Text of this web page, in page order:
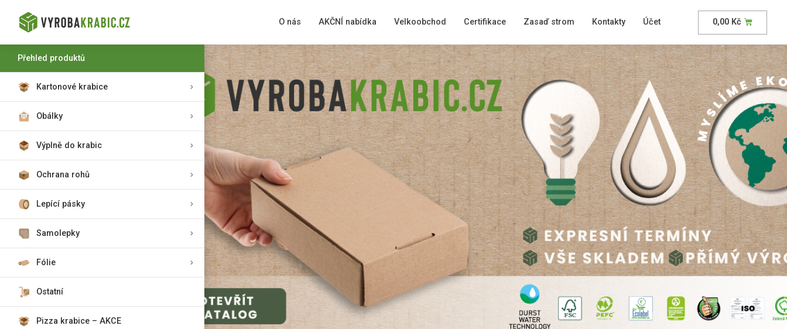
O nás AKČNÍ nabídka Velkoobchod Certifikace Zasaď strom Kontakty Účet 0,00 Kč
Přehled produktů
Kartonové krabice
Obálky
Výplně do krabic
Ochrana rohů
Lepící pásky
Samolepky
Fólie
Ostatní
Pizza krabice – AKCE